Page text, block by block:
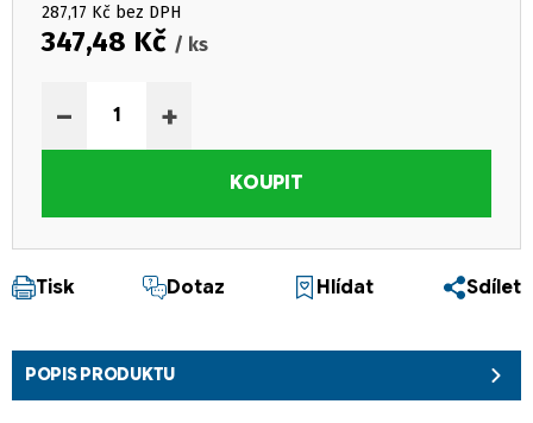
347,48 Kč / ks
287,17 Kč bez DPH
+
−
KOUPIT
Tisk Dotaz Hlídat Sdílet
POPIS PRODUKTU